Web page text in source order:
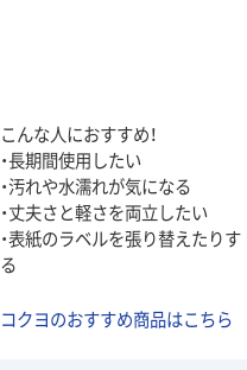
こんな人におすすめ！
・長期間使用したい
・汚れや水濡れが気になる
・丈夫さと軽さを両立したい
・表紙のラベルを張り替えたりす
る
コクヨのおすすめ商品はこちら